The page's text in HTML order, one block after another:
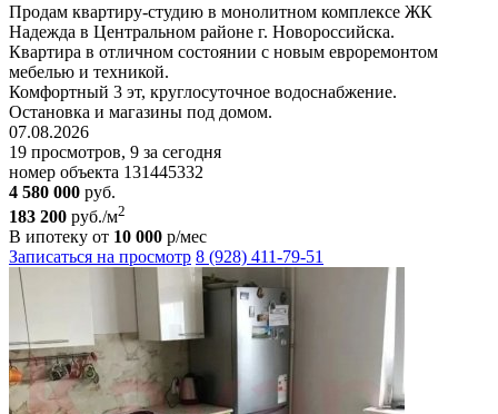
Продам квартиру-студию в монолитном комплексе ЖК
Надежда в Центральном районе г. Новороссийска.
Квартира в отличном состоянии с новым евроремонтом
мебелью и техникой.
Комфортный 3 эт, круглосуточное водоснабжение.
Остановка и магазины под домом.
07.08.2026
19 просмотров, 9 за сегодня
номер объекта 131445332
4 580 000 руб.
183 200 руб./м2
В ипотеку от 10 000 р/мес
Записаться на просмотр 8 (928) 411-79-51